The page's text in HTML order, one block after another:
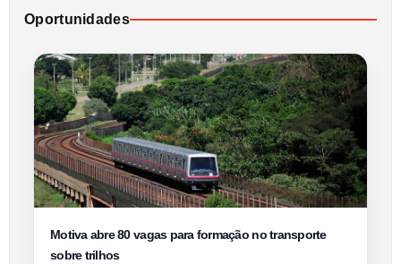
Oportunidades
Motiva abre 80 vagas para formação no transporte
sobre trilhos